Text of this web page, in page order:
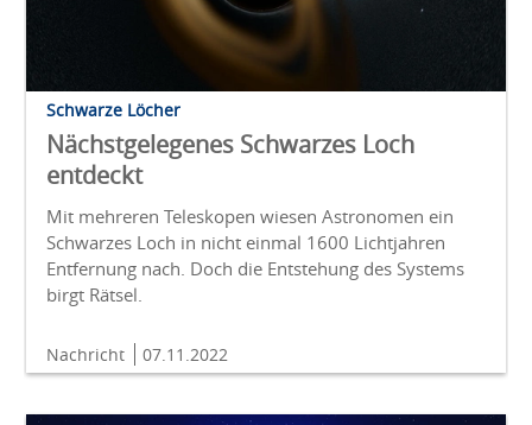
Schwarze Löcher
Nächstgelegenes Schwarzes Loch
entdeckt
Mit mehreren Teleskopen wiesen Astronomen ein
Schwarzes Loch in nicht einmal 1600 Lichtjahren
Entfernung nach. Doch die Entstehung des Systems
birgt Rätsel.
Nachricht 07.11.2022